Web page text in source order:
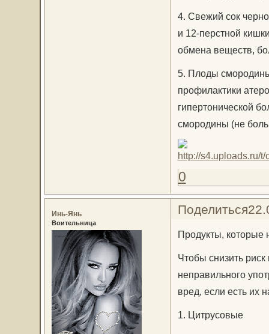
4. Свежий сок
и 12-перстной
обмена веществ,
5. Плоды
профилактики
гипертонической
смородины (не
0
Поделиться
Инь-Янь
Воительница
Продукты, которые
Чтобы снизить
неправильного
вред, если есть их
1. Цитрусовые